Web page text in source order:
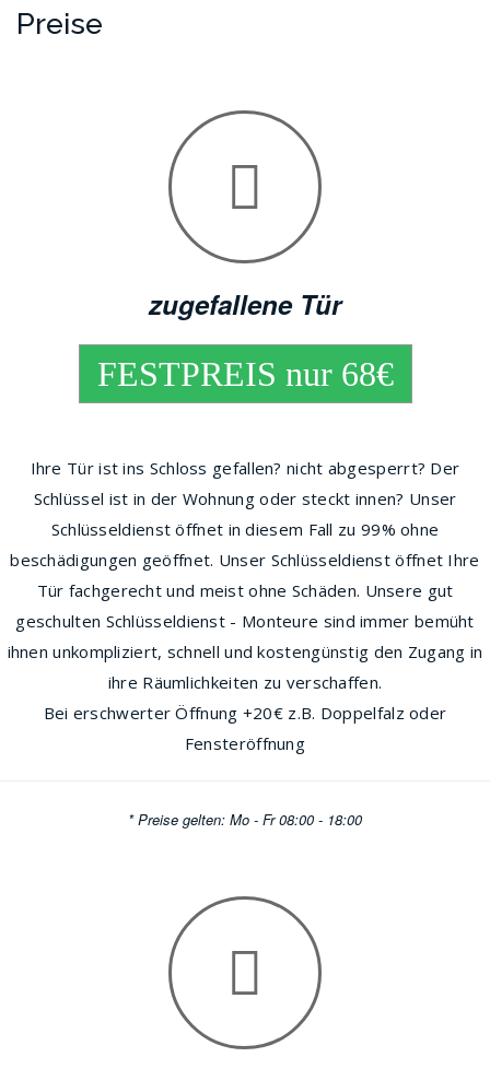
Preise
zugefallene Tür
FESTPREIS nur 68€
Ihre Tür ist ins Schloss gefallen? nicht abgesperrt? Der
Schlüssel ist in der Wohnung oder steckt innen? Unser
Schlüsseldienst öffnet in diesem Fall zu 99% ohne
beschädigungen geöffnet. Unser Schlüsseldienst öffnet Ihre
Tür fachgerecht und meist ohne Schäden. Unsere gut
geschulten Schlüsseldienst - Monteure sind immer bemüht
ihnen unkompliziert, schnell und kostengünstig den Zugang in
ihre Räumlichkeiten zu verschaffen.
Bei erschwerter Öffnung +20€ z.B. Doppelfalz oder
Fensteröffnung
* Preise gelten: Mo - Fr 08:00 - 18:00